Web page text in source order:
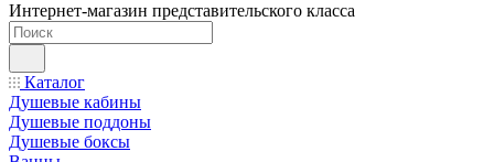
Интернет-магазин представительского класса
Каталог
Душевые кабины
Душевые поддоны
Душевые боксы